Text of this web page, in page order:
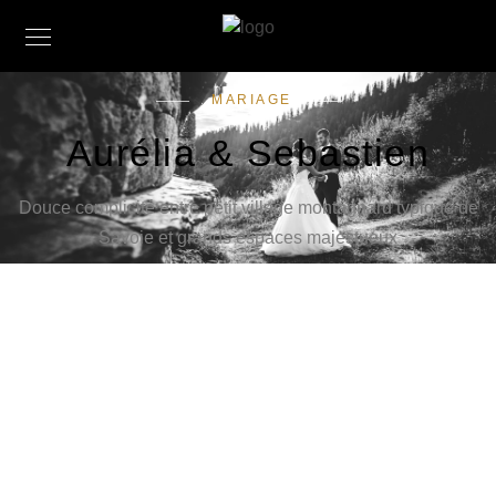
MARIAGE
Aurélia & Sebastien
Douce complicité entre petit village montagnard typique de
Savoie et grands espaces majestueux